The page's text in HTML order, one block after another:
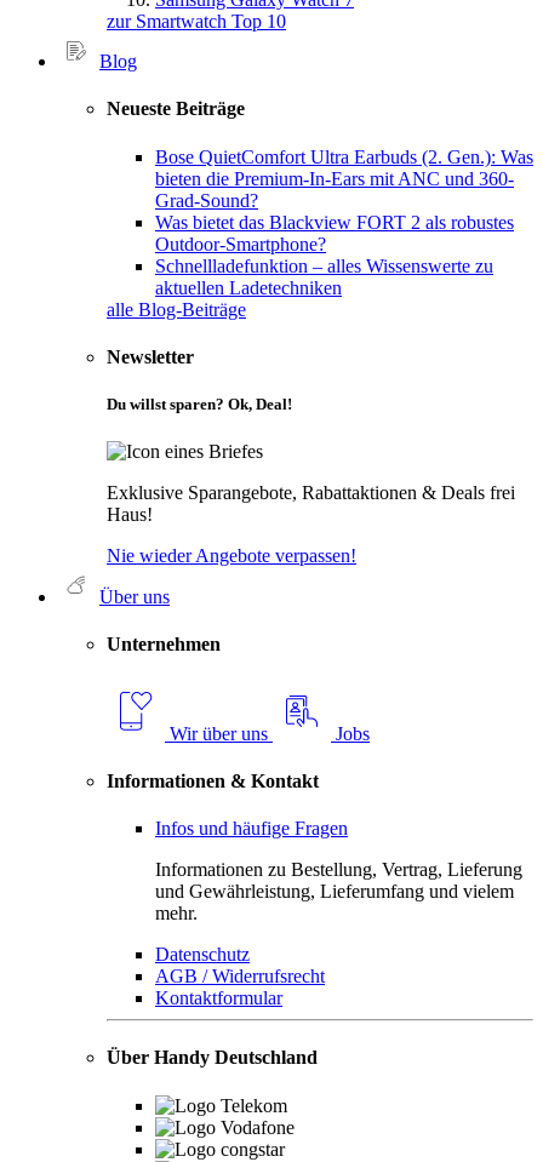
zur Smartwatch Top 10
Blog
Neueste Beiträge
Bose QuietComfort Ultra Earbuds (2. Gen.): Was
bieten die Premium-In-Ears mit ANC und 360-
Grad-Sound?
Was bietet das Blackview FORT 2 als robustes
Outdoor-Smartphone?
Schnellladefunktion – alles Wissenswerte zu
aktuellen Ladetechniken
alle Blog-Beiträge
Newsletter
Du willst sparen? Ok, Deal!
Exklusive Sparangebote, Rabattaktionen & Deals frei
Haus!
Nie wieder Angebote verpassen!
Über uns
Unternehmen
Wir über uns Jobs
Informationen & Kontakt
Infos und häufige Fragen
Informationen zu Bestellung, Vertrag, Lieferung
und Gewährleistung, Lieferumfang und vielem
mehr.
Datenschutz
AGB / Widerrufsrecht
Kontaktformular
Über Handy Deutschland